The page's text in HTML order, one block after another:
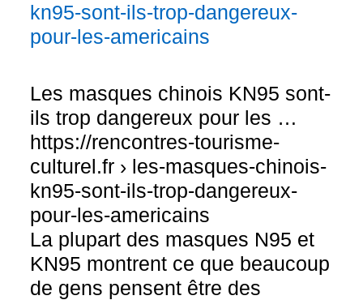
kn95-sont-ils-trop-dangereux-
pour-les-americains
Les masques chinois KN95 sont-
ils trop dangereux pour les …
https://rencontres-tourisme-
culturel.fr › les-masques-chinois-
kn95-sont-ils-trop-dangereux-
pour-les-americains
La plupart des masques N95 et
KN95 montrent ce que beaucoup
de gens pensent être des